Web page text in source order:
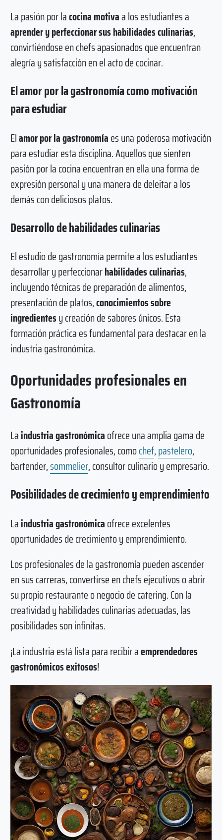
La pasión por lacocina motivaa los estudiantes a
aprender y perfeccionar sus habilidades culinarias,
convirtiéndose en chefs apasionados que encuentran
alegría y satisfacción en el acto de cocinar.
El amor por la gastronomía como motivación
para estudiar
Elamor por la gastronomíaes una poderosa motivación
para estudiar esta disciplina. Aquellos que sienten
pasión por la cocina encuentran en ella una forma de
expresión personal y una manera de deleitar a los
demás con deliciosos platos.
Desarrollo de habilidades culinarias
El estudio de gastronomía permite a los estudiantes
desarrollar y perfeccionarhabilidades culinarias,
incluyendo técnicas de preparación de alimentos,
presentación de platos,conocimientos sobre
ingredientesy creación de sabores únicos. Esta
formación práctica es fundamental para destacar en la
industria gastronómica.
Oportunidades profesionales en
Gastronomía
Laindustria gastronómicaofrece una amplia gama de
oportunidades profesionales, comochef,pastelero,
bartender,sommelier, consultor culinario y empresario.
Posibilidades de crecimiento y emprendimiento
Laindustria gastronómicaofrece excelentes
oportunidades de crecimiento y emprendimiento.
Los profesionales de la gastronomía pueden ascender
en sus carreras, convertirse en chefs ejecutivos o abrir
su propio restaurante o negocio de catering. Con la
creatividad y habilidades culinarias adecuadas, las
posibilidades son infinitas.
¡La industria está lista para recibir aemprendedores
gastronómicos exitosos!